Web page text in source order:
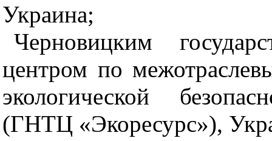
Украина;
Черновицким
центром по
экологической
(ГНТЦ «Экоресурс»),